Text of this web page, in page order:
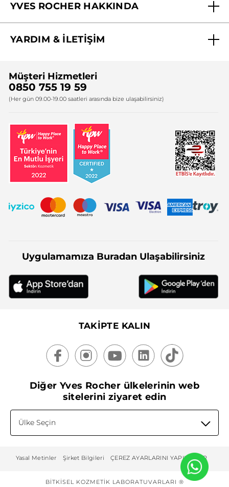
YVES ROCHER HAKKINDA
Yves Rocher Vakfı
YARDIM & İLETİŞİM
Bize Ulaşın
Firma Bilgileri
Müşteri Hizmetleri
0850 755 19 59
(Her gün 09.00-19.00 saatleri arasında bize ulaşabilirsiniz)
Uygulamamıza Buradan Ulaşabilirsiniz
TAKİPTE KALIN
Diğer Yves Rocher ülkelerinin web
sitelerini ziyaret edin
Ülke Seçin
Yasal Metinler Şirket Bilgileri ÇEREZ AYARLARINI YAPILANDIR
BITKISEL KOZMETIK LABORATUVARLARI ®